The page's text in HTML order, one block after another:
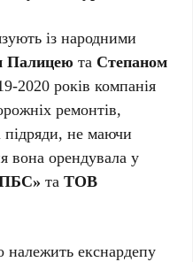
із народними
Палицею та Степаном
2020 років компанія
ремонтів,
підряди, не маючи
вона орендувала у
таТОВ
екснардепу